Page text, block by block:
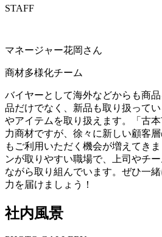
STAFF
マネージャー花岡さん
商材多様化チーム
バイヤーとして海外などからも商
品だけでなく、新品も取り扱って
やアイテムを取り扱えます。「古
力商材ですが、徐々に新しい顧客
もご利用いただく機会が増えてき
ンが取りやすい職場で、上司やチ
ながら取り組んでいます。ぜひ一
力を届けましょう！
社内風景